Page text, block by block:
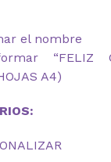
el nombre
“FELIZ
A4)